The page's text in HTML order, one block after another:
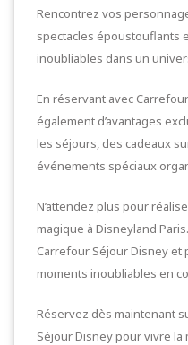
Rencontrez vos
spectacles époustouflants
inoubliables dans un
En réservant avec
également d’avantages
les séjours, des cadeaux
événements spéciaux
N’attendez plus pour
magique à Disneyland
Carrefour Séjour Disney
moments inoubliables en
Réservez dès maintenant
Séjour Disneypour vivre la